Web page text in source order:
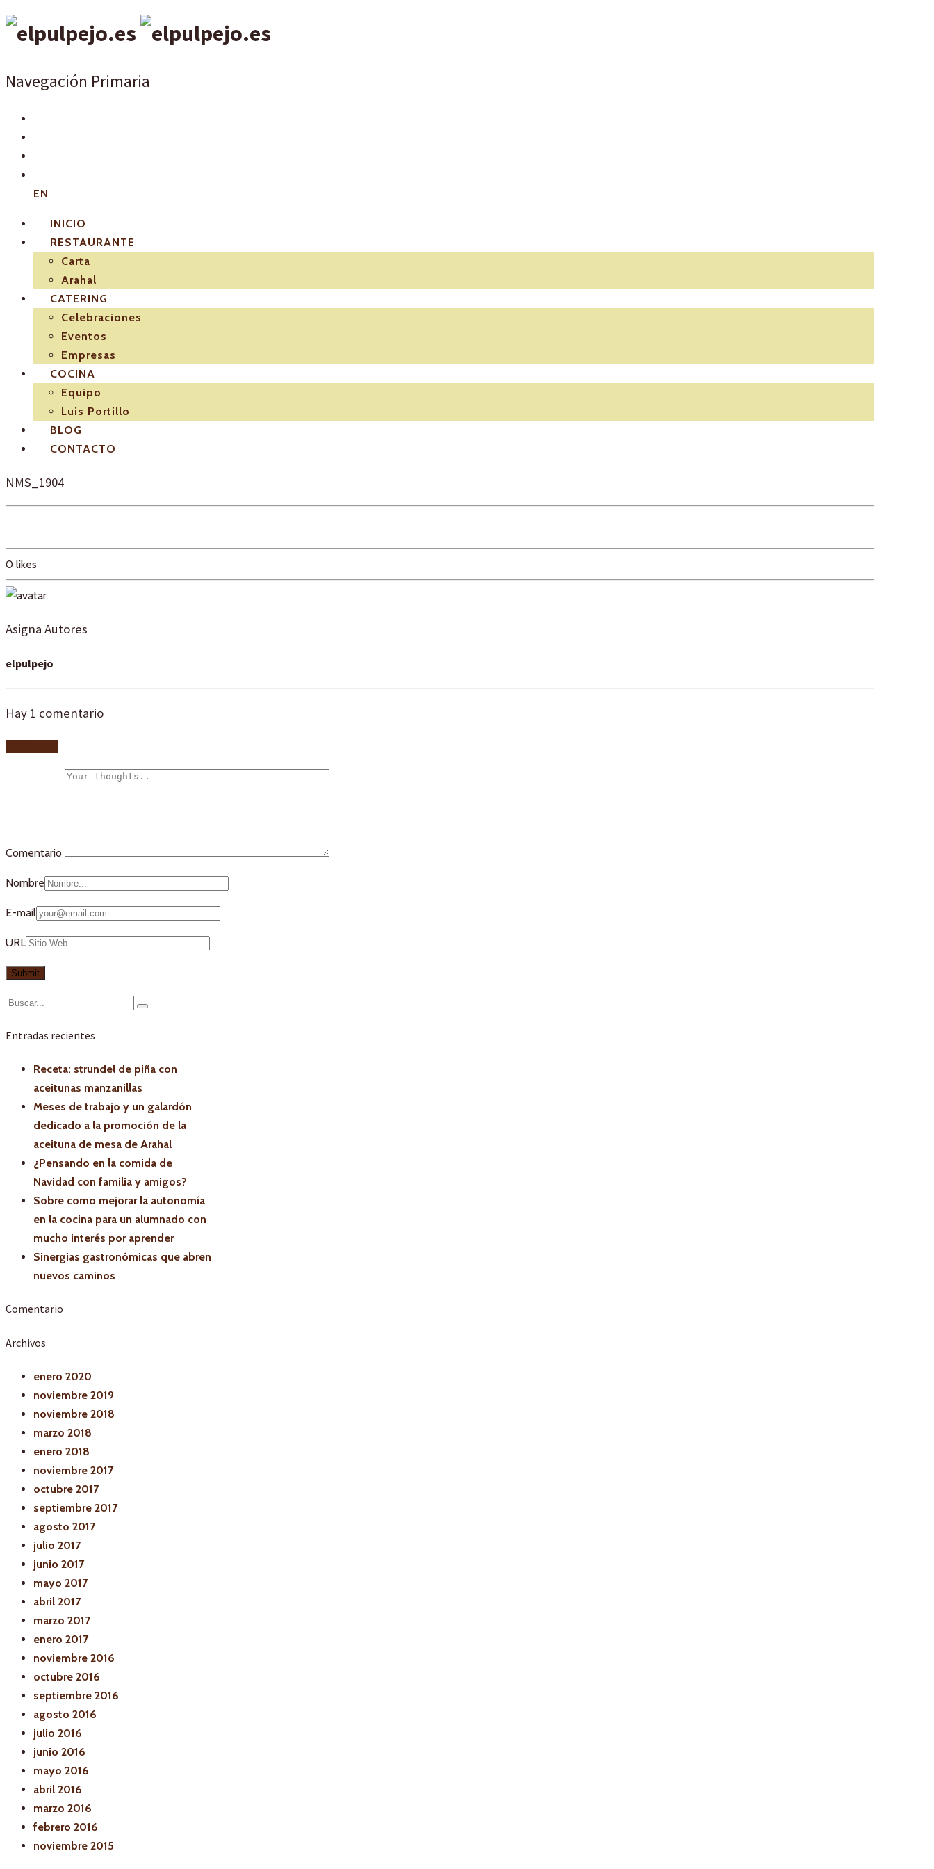
Navegación Primaria
EN
INICIO
RESTAURANTE
Carta
Arahal
CATERING
Celebraciones
Eventos
Empresas
COCINA
Equipo
Luis Portillo
BLOG
CONTACTO
NMS_1904
0 likes
Asigna Autores
elpulpejo
Hay 1 comentario
Comentario
Nombre
E-mail
URL
Entradas recientes
Receta: strundel de piña con
aceitunas manzanillas
Meses de trabajo y un galardón
dedicado a la promoción de la
aceituna de mesa de Arahal
¿Pensando en la comida de
Navidad con familia y amigos?
Sobre como mejorar la autonomía
en la cocina para un alumnado con
mucho interés por aprender
Sinergias gastronómicas que abren
nuevos caminos
Comentario
Archivos
enero 2020
noviembre 2019
noviembre 2018
marzo 2018
enero 2018
noviembre 2017
octubre 2017
septiembre 2017
agosto 2017
julio 2017
junio 2017
mayo 2017
abril 2017
marzo 2017
enero 2017
noviembre 2016
octubre 2016
septiembre 2016
agosto 2016
julio 2016
junio 2016
mayo 2016
abril 2016
marzo 2016
febrero 2016
noviembre 2015